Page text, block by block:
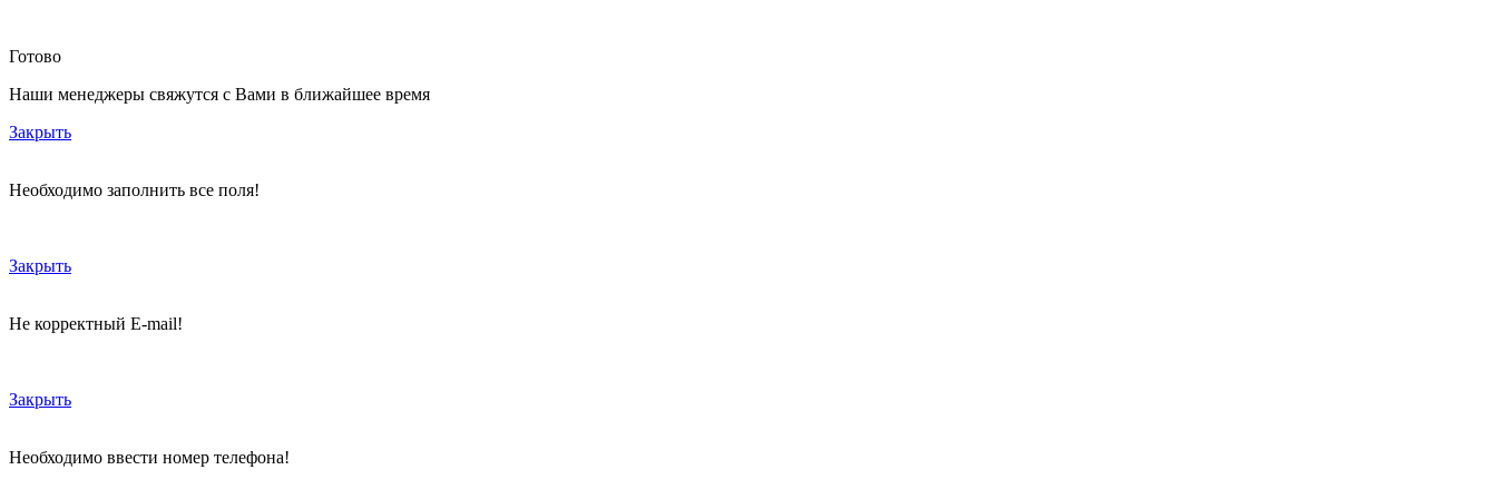
Готово
Наши менеджеры свяжутся с Вами в ближайшее время
Закрыть
Необходимо заполнить все поля!
Закрыть
Не корректный E-mail!
Закрыть
Необходимо ввести номер телефона!